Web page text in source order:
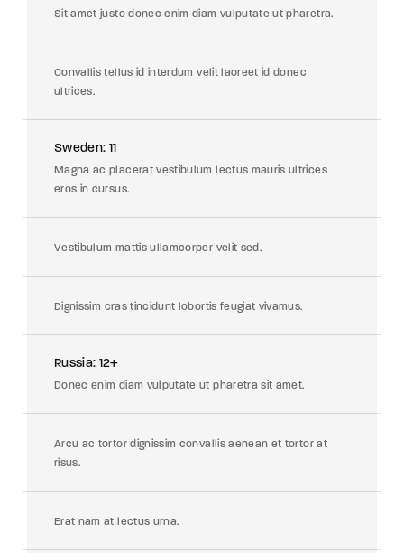
Sit amet justo donec enim diam vulputate ut pharetra.
Convallis tellus id interdum velit laoreet id donec
ultrices.
Sweden: 11
Magna ac placerat vestibulum lectus mauris ultrices
eros in cursus.
Vestibulum mattis ullamcorper velit sed.
Dignissim cras tincidunt lobortis feugiat vivamus.
Russia: 12+
Donec enim diam vulputate ut pharetra sit amet.
Arcu ac tortor dignissim convallis aenean et tortor at
risus.
Erat nam at lectus urna.